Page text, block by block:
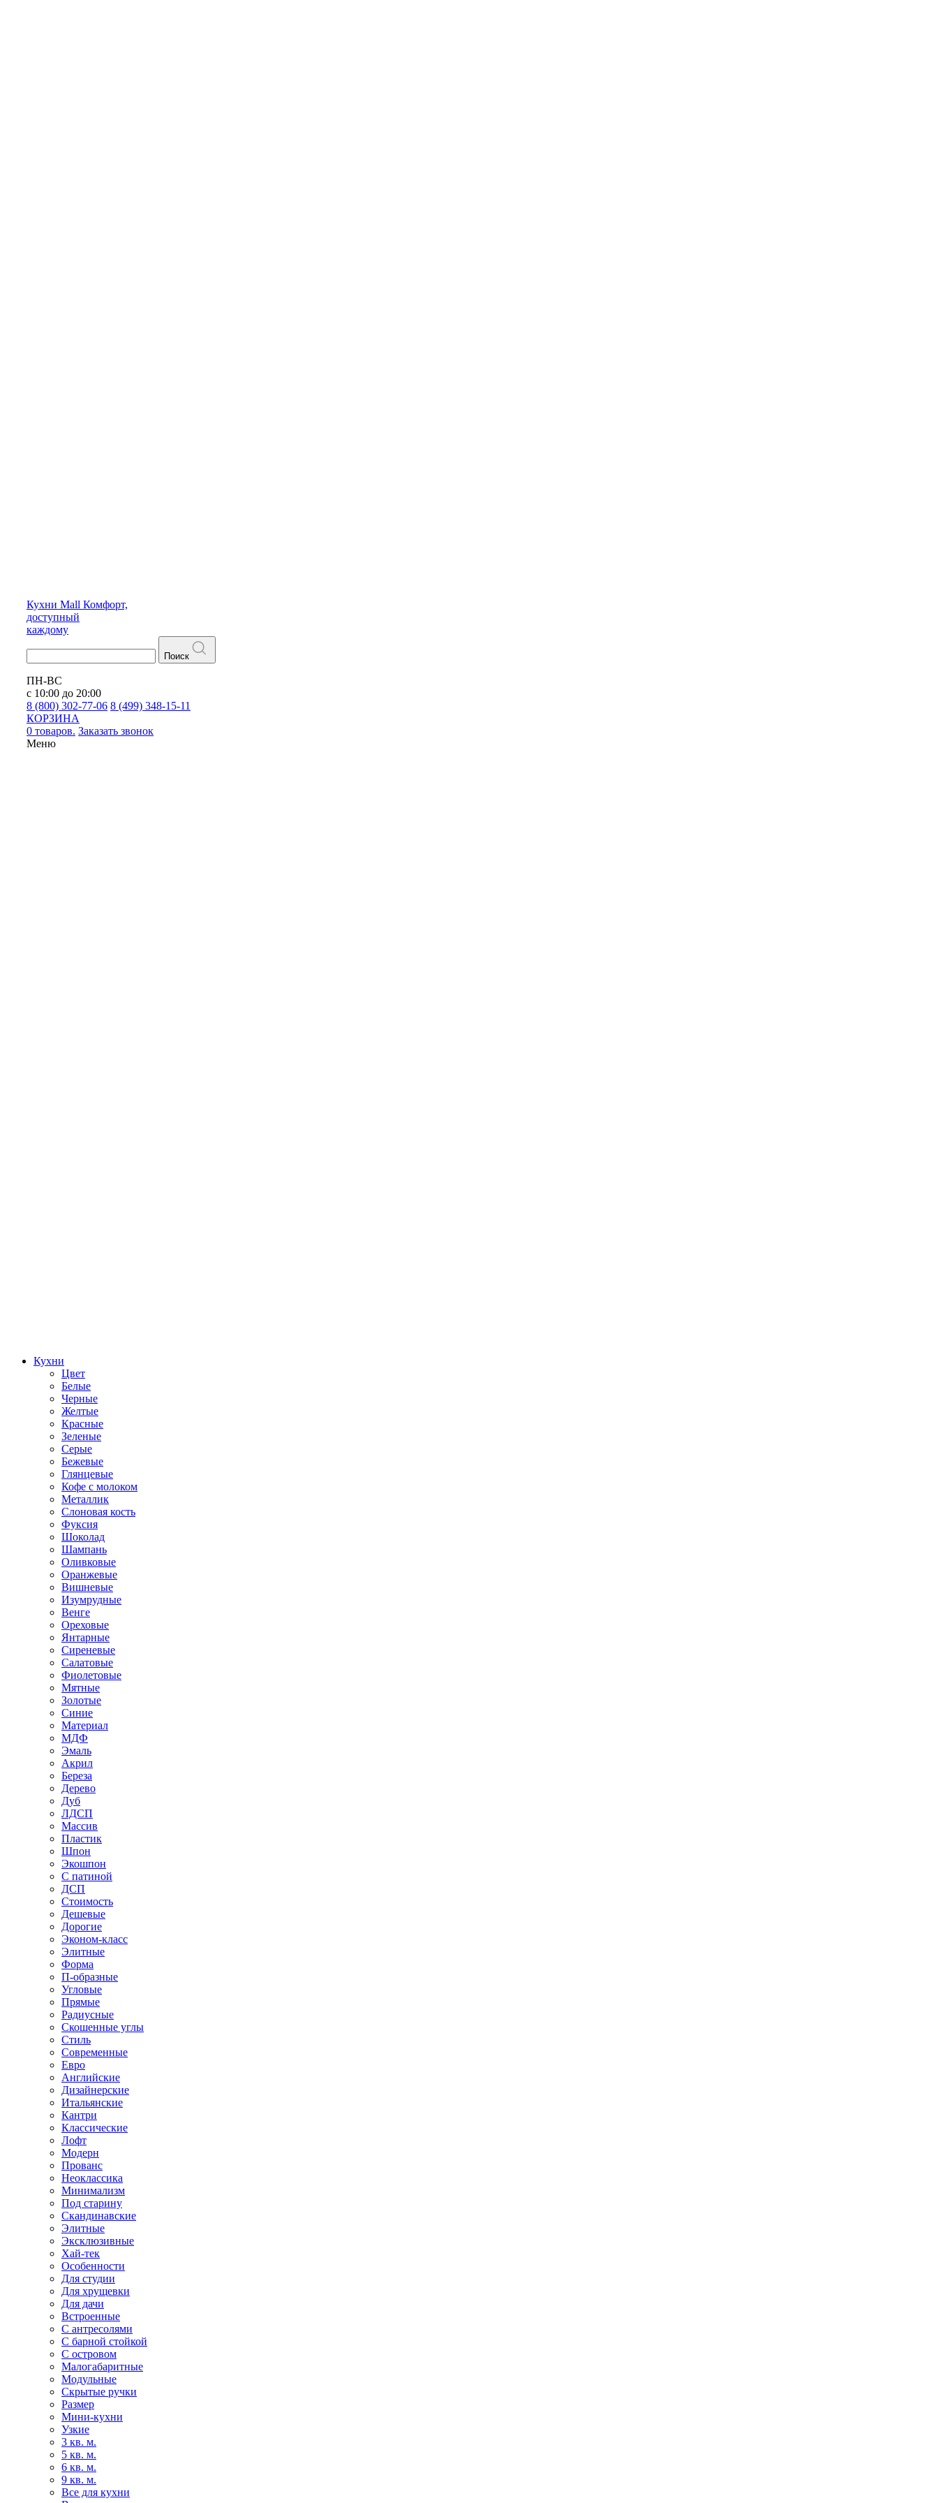
Кухни Mall Комфорт,
доступный
каждому
Поиск
ПН-ВС
с 10:00 до 20:00
8 (800) 302-77-06 8 (499) 348-15-11
КОРЗИНА
0 товаров. Заказать звонок
Меню
Кухни
Цвет
Белые
Черные
Желтые
Красные
Зеленые
Серые
Бежевые
Глянцевые
Кофе с молоком
Металлик
Слоновая кость
Фуксия
Шоколад
Шампань
Оливковые
Оранжевые
Вишневые
Изумрудные
Венге
Ореховые
Янтарные
Сиреневые
Салатовые
Фиолетовые
Мятные
Золотые
Синие
Материал
МДФ
Эмаль
Акрил
Береза
Дерево
Дуб
ЛДСП
Массив
Пластик
Шпон
Экошпон
С патиной
ДСП
Стоимость
Дешевые
Дорогие
Эконом-класс
Элитные
Форма
П-образные
Угловые
Прямые
Радиусные
Скошенные углы
Стиль
Современные
Евро
Английские
Дизайнерские
Итальянские
Кантри
Классические
Лофт
Модерн
Прованс
Неоклассика
Минимализм
Под старину
Скандинавские
Элитные
Эксклюзивные
Хай-тек
Особенности
Для студии
Для хрущевки
Для дачи
Встроенные
С антресолями
С барной стойкой
С островом
Малогабаритные
Модульные
Скрытые ручки
Размер
Мини-кухни
Узкие
3 кв. м.
5 кв. м.
6 кв. м.
9 кв. м.
Все для кухни